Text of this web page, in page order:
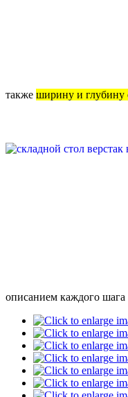
также ширину и
описанием каждого шага